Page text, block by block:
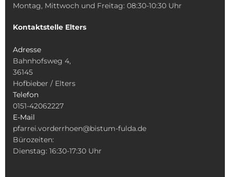
Montag, Mittwoch und Freitag: 08:30-10:30 Uhr
Kontaktstelle Elters
Adresse
Bahnhofsweg 4,
36145
Hofbieber / Elters
Telefon
0151-42062227
E-Mail
pfarrei.vorderrhoen@bistum-fulda.de
Bürozeiten:
Dienstag: 16:30-17:30 Uhr